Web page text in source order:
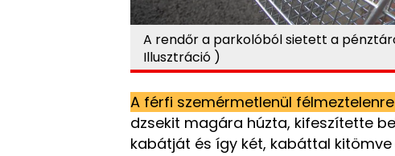
A rendőr a parkolóból sietett a
Illusztráció )
A férfi szemérmetlenül
dzsekit magára húzta, kifeszítette
kabátját és így két, kabáttal